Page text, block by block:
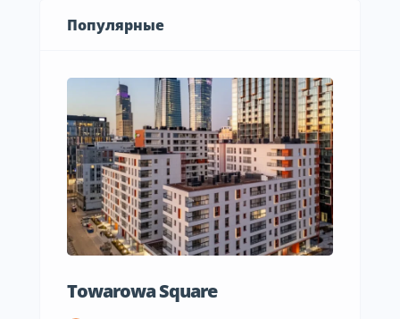
Популярные
Towarowa Square